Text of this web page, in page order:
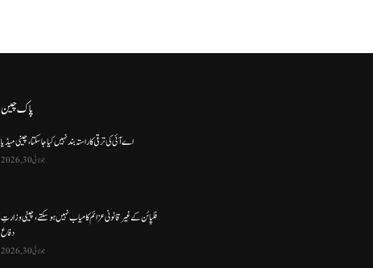
پاک چین
اے آئی کی ترقی کا راستہ بند نہیں کیا جا سکتا، چینی میڈیا
جولائی 30, 2026
فلپائن کے غیر قانونی عزائم کامیاب نہیں ہو سکتے ، چینی وزارتِ
دفاع
جولائی 30, 2026